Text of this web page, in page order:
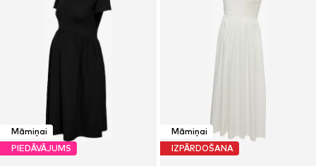
Māmiņai
PIEDĀVĀJUMS
Māmiņai
IZPĀRDOŠANA